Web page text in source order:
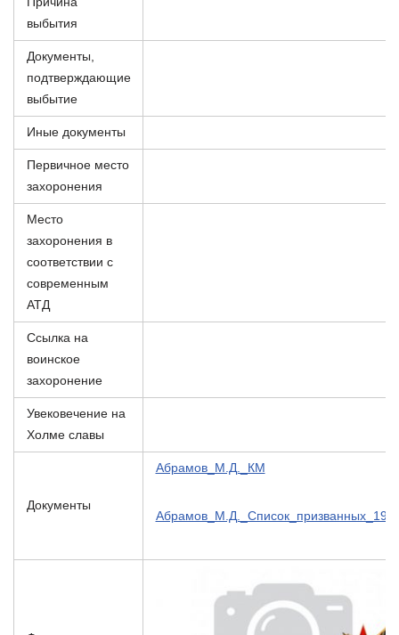
выбытия
Документы,
подтверждающие
выбытие
Иные документы
Первичное место
захоронения
Место
захоронения в
соответствии с
современным
АТД
Ссылка на
воинское
захоронение
Увековечение на
Холме славы
Документы
Абрамов_М.Д._КМ